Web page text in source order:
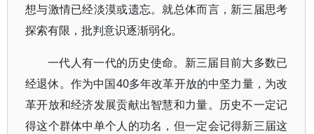
想与激情已经淡漠或遗忘。就总体而言，新三届思考
探索有限，批判意识逐渐弱化。
一代人有一代的历史使命。新三届目前大多数已
经退休。作为中国40多年改革开放的中坚力量，为改
革开放和经济发展贡献出智慧和力量。历史不一定记
得这个群体中单个人的功名，但一定会记得新三届这